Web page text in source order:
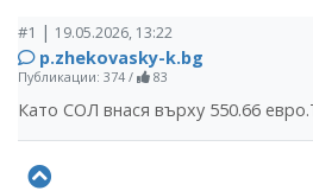
#1 | 19.05.2026, 13:22
p.zhekovasky-k.bg
Публикации: 374 / 83
Като СОЛ внася върху 550.66